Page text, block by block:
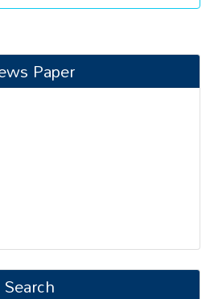
Paper
Search